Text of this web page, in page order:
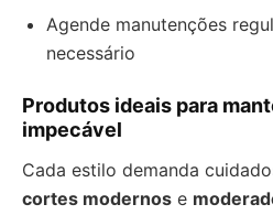
Agende manutenções
necessário
Produtos ideais para
impecável
Cada estilo demanda
cortes modernos e